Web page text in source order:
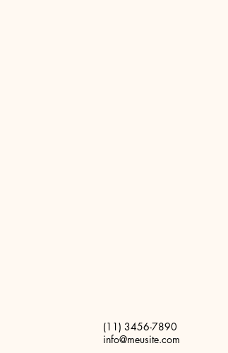
(11) 3456-7890
info@meusite.com